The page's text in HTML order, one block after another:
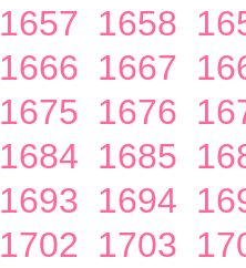
1657 1658
1666 1667
1675 1676
1684 1685
1693 1694
1702 1703